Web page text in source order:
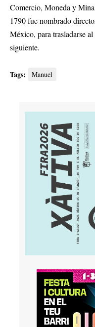
Comercio, Moneda y
1790 fue nombrado
México, para trasladarse
siguiente.
Tags: Manuel